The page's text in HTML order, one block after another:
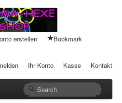
erstellen
Bookmark
Ihr Konto Kasse Kontakt